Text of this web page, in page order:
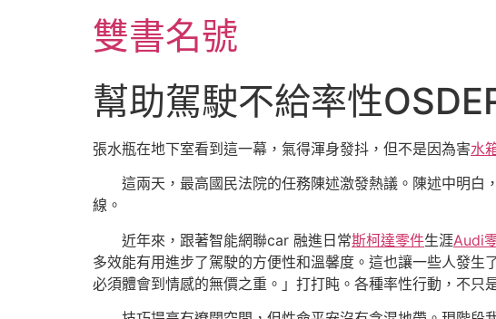
雙書名號
幫助駕駛不給率性
張水瓶在地下室看到這一幕，氣得渾身發抖，但不是因為害水
這兩天，最高國民法院的任務陳述激發熱議。陳述中明白
線。
近年來，跟著智能網聯car 融進日常斯柯達零件生涯Audi
多效能有用進步了駕駛的方便性和溫馨度。這也讓一些人發
必須體會到情感的無價之重。」打打盹。各種率性行動，不只